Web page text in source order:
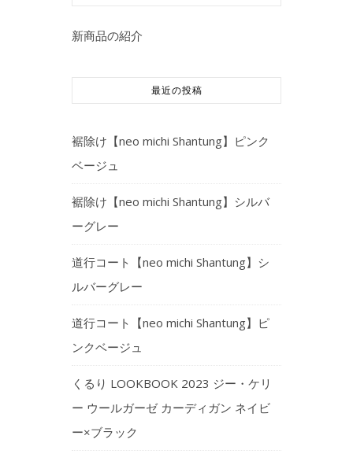
新商品の紹介
最近の投稿
裾除け【neo michi Shantung】ピンク
ベージュ
裾除け【neo michi Shantung】シルバ
ーグレー
道行コート【neo michi Shantung】シ
ルバーグレー
道行コート【neo michi Shantung】ピ
ンクベージュ
くるり LOOKBOOK 2023 ジー・ケリ
ー ウールガーゼ カーディガン ネイビ
ー×ブラック